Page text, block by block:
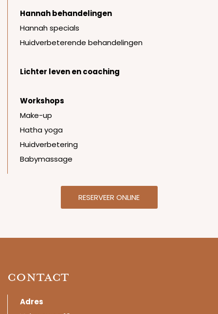
Hannah behandelingen
Hannah specials
Huidverbeterende behandelingen
Lichter leven en coaching
Workshops
Make-up
Hatha yoga
Huidverbetering
Babymassage
RESERVEER ONLINE
Contact
Adres